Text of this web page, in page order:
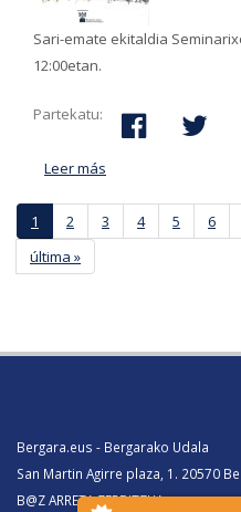
Sari-emate ekitaldia
12:00etan.
Partekatu:
Leer más
hartzeko lanak
1 2 3 4 5 6
última »
Bergara.eus - Bergarako Udala
San Martin Agirre plaza, 1. 20570
B@Z ARRETA ZERBITZUA: